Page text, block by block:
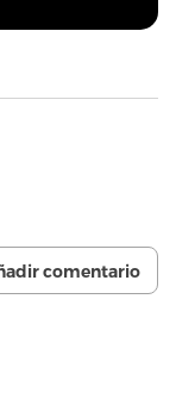
comentario